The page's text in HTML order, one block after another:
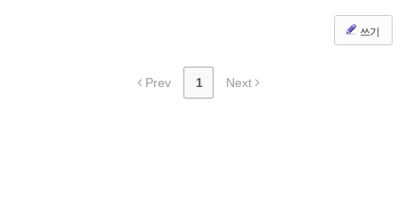
쓰기
Prev 1 Next